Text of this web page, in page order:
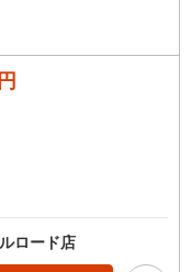
ロード店